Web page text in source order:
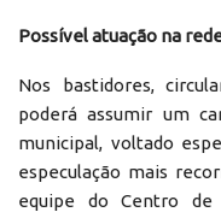
Possível atuação na
Nos bastidores,
poderá assumir um
municipal, voltado
especulação mais
equipe do Centro de